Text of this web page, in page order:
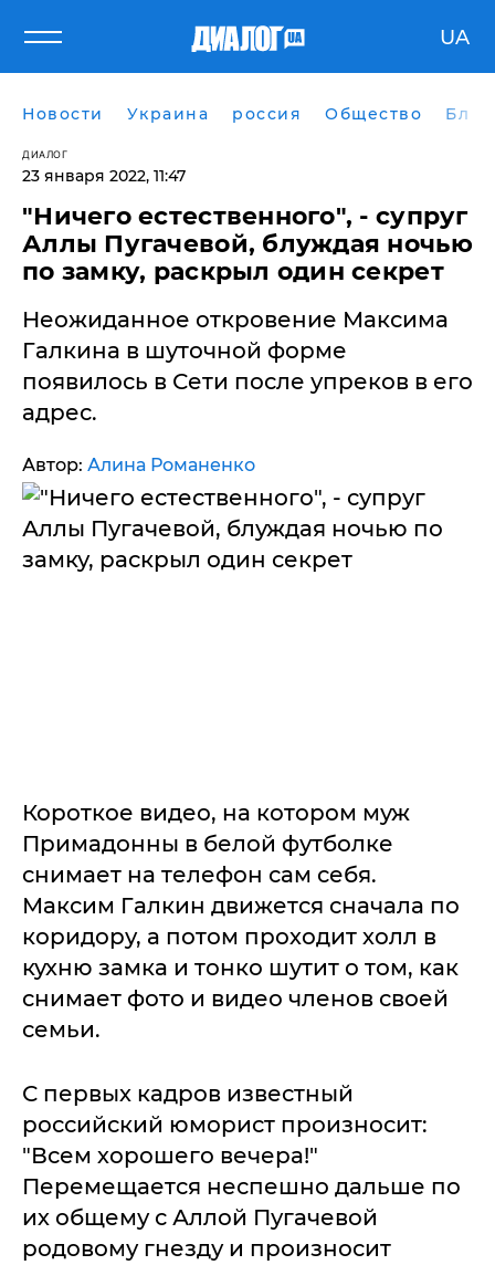
UA
Новости Украина россия Общество
ДИАЛОГ
23 января 2022, 11:47
"Ничего естественного", - супруг
Аллы Пугачевой, блуждая ночью
по замку, раскрыл один секрет
Неожиданное откровение Максима
Галкина в шуточной форме
появилось в Сети после упреков в его
адрес.
Автор: Алина Романенко
Короткое видео, на котором муж
Примадонны в белой футболке
снимает на телефон сам себя.
Максим Галкин движется сначала по
коридору, а потом проходит холл в
кухню замка и тонко шутит о том, как
снимает фото и видео членов своей
семьи.
С первых кадров известный
российский юморист произносит:
"Всем хорошего вечера!"
Перемещается неспешно дальше по
их общему с Аллой Пугачевой
родовому гнезду и произносит